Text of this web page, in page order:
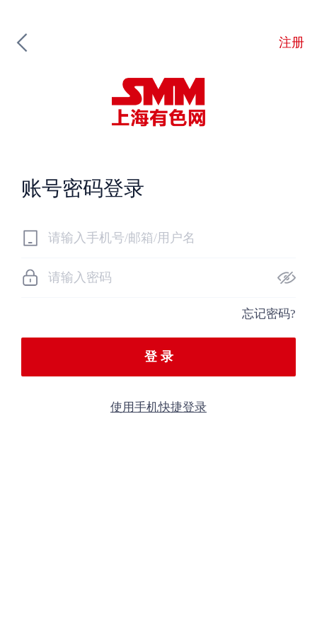
注册
账号密码登录
忘记密码?
登 录
使用手机快捷登录